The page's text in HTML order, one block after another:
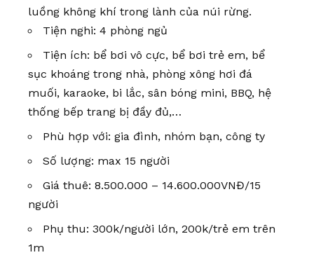
luồng không khí trong lành của núi rừng.
Tiện nghi: 4 phòng ngủ
Tiện ích: bể bơi vô cực, bể bơi trẻ em, bể
sục khoáng trong nhà, phòng xông hơi đá
muối, karaoke, bi lắc, sân bóng mini, BBQ, hệ
thống bếp trang bị đầy đủ,…
Phù hợp với: gia đình, nhóm bạn, công ty
Số lượng: max 15 người
Giá thuê: 8.500.000 – 14.600.000VNĐ/15
người
Phụ thu: 300k/người lớn, 200k/trẻ em trên
1m